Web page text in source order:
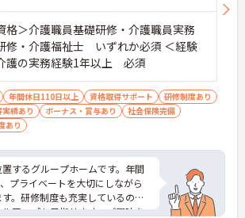
り還元する過去実績最大105万円
子様への手厚い扶養手当を支給
の退職金制度を完備しています
で髪色や髪型をはじめネイルや
由であり自分らしさを大切に働
アパス！手厚いチューター制度
性を高めます 】
門のチューター（指導担当者）
厚くフォローするため新しい環
格＞介護職員基礎研修・介護職員実務
修・介護福祉士 いずれか必須 ＜経験
護の実務経験1年以上 必須
年間休日110日以上 資格取得サポート
研修制度あり
績あり
ボーナス・賞与あり
社会保険完備
あり
するグループホームです。年間
プライベートを大切にしながら
。研修制度も充実しているので
アップも目指せます。ご興味を